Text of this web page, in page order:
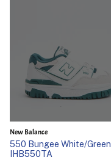
New Balance
550 Bungee White/Green
IHB550TA